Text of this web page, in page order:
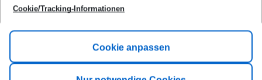
Link A
Cookie/Tracking-Informationen
Cookie anpassen